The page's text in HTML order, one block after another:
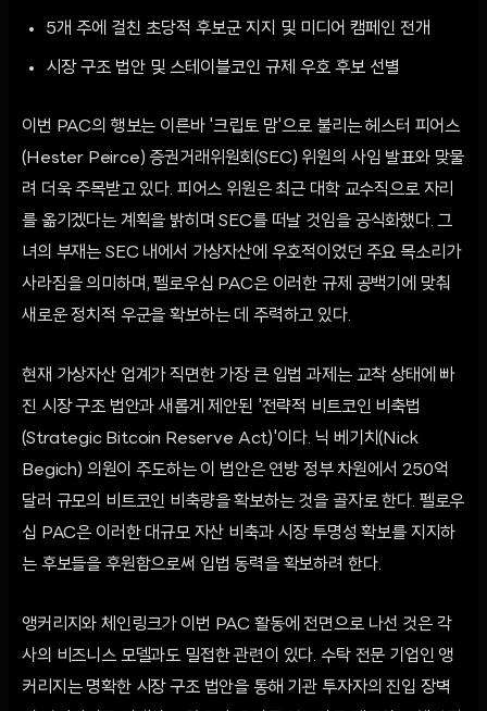
5개 주에 걸친 초당적 후보군 지지 및 미디어 캠페인 전개
시장 구조 법안 및 스테이블코인 규제 우호 후보 선별
이번 PAC의 행보는 이른바 '크립토 맘'으로 불리는 헤스터 피어스
(Hester Peirce) 증권거래위원회(SEC) 위원의 사임 발표와 맞물
려 더욱 주목받고 있다. 피어스 위원은 최근 대학 교수직으로 자리
를 옮기겠다는 계획을 밝히며 SEC를 떠날 것임을 공식화했다. 그
녀의 부재는 SEC 내에서 가상자산에 우호적이었던 주요 목소리가
사라짐을 의미하며, 펠로우십 PAC은 이러한 규제 공백기에 맞춰
새로운 정치적 우군을 확보하는 데 주력하고 있다.
현재 가상자산 업계가 직면한 가장 큰 입법 과제는 교착 상태에 빠
진 시장 구조 법안과 새롭게 제안된 '전략적 비트코인 비축법
(Strategic Bitcoin Reserve Act)'이다. 닉 베기치(Nick
Begich) 의원이 주도하는 이 법안은 연방 정부 차원에서 250억
달러 규모의 비트코인 비축량을 확보하는 것을 골자로 한다. 펠로우
십 PAC은 이러한 대규모 자산 비축과 시장 투명성 확보를 지지하
는 후보들을 후원함으로써 입법 동력을 확보하려 한다.
앵커리지와 체인링크가 이번 PAC 활동에 전면으로 나선 것은 각
사의 비즈니스 모델과도 밀접한 관련이 있다. 수탁 전문 기업인 앵
커리지는 명확한 시장 구조 법안을 통해 기관 투자자의 진입 장벽